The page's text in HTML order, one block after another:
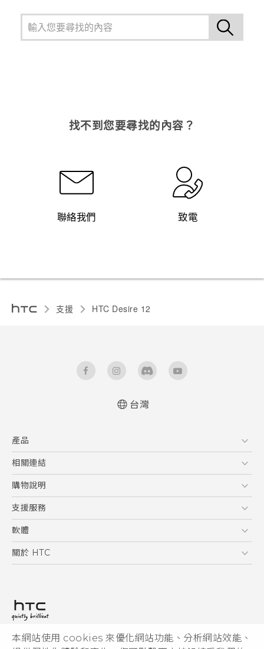
本網站使用 cookies 來優化網站功能、分析網站效能、
找不到您要尋找的內容？
聯絡我們 致電
支援 HTC Desire 12‎
User manual
台灣
產品
5G
智慧型手機
配件
相關連結
HTC Research
購物說明
購物須知
訂單管理
付款方式
支援服務
到府收送維修服務
服務中心資訊
客戶服務佈告欄
軟體
應用程式
HTC Sync Manager
關於 HTC
投資人
隱私權政策
© 2011-2026 HTC Corporation